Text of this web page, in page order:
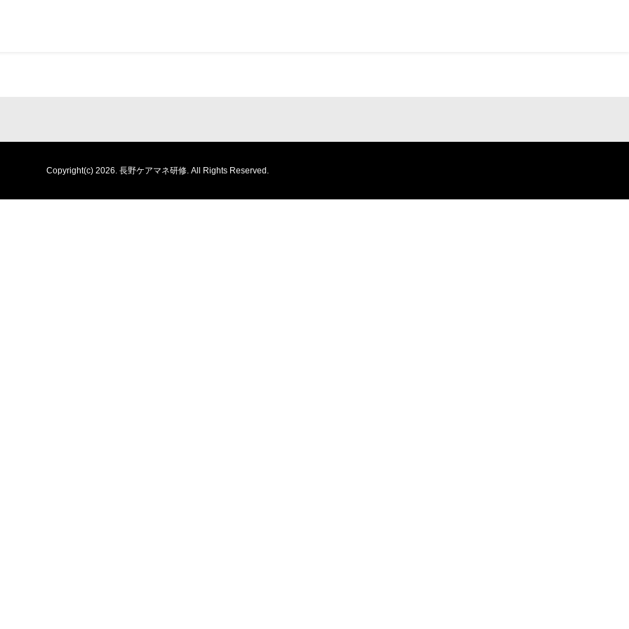
Copyright(c) 2026. 長野ケアマネ研修. All Rights Reserved.